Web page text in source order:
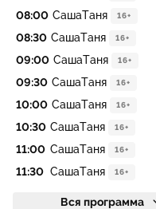
08:00 СашаТаня 16+
08:30 СашаТаня 16+
09:00 СашаТаня 16+
09:30 СашаТаня 16+
10:00 СашаТаня 16+
10:30 СашаТаня 16+
11:00 СашаТаня 16+
11:30 СашаТаня 16+
Вся программа